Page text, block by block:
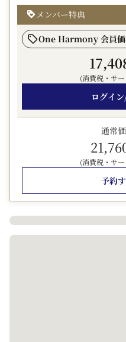
〇ダイニングクレジット
※2泊、3泊は、1滞在とな
〇当プランは北海道にお
ェックイン時に証明書の
-Style Kitchen-
ご朝食：6:30 - 10:30（ラ
ランチ（アラカルト）：
ディナー（アラカルト、
ストオーダー：21:00）
テイクアウトメニューも
メンバー特典
One Harmony 会員
(消費税・サ
ログイ
通常
(消費税・サ
予約